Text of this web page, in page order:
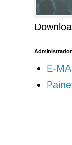
Administrador
E-